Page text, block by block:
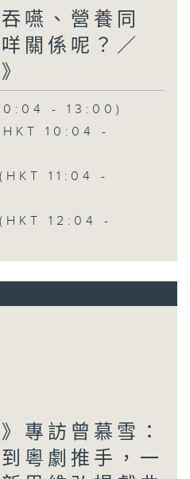
嚥、營養同
關係呢？／
- 13:00)
10:04 -
11:04 -
12:04 -
專訪曾慕雪：
粵劇推手，一